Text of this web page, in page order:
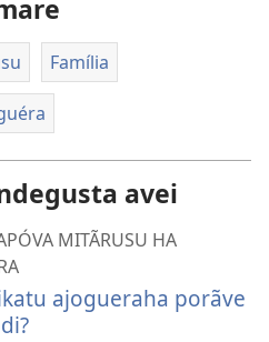
Família
avei
MITÃRUSU HA
ajogueraha porãve